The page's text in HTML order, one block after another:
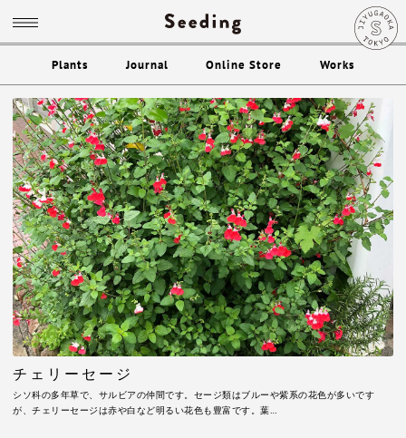
Plants Journal Online Store Works
チェリーセージ
シソ科の多年草で、サルビアの仲間です。セージ類はブルーや紫系の花色が多いです
が、チェリーセージは赤や白など明るい花色も豊富です。葉…